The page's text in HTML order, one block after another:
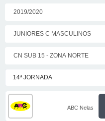
2019/2020
JUNIORES C MASCULINOS
CN SUB 15 - ZONA NORTE
14ª JORNADA
ABC Nelas